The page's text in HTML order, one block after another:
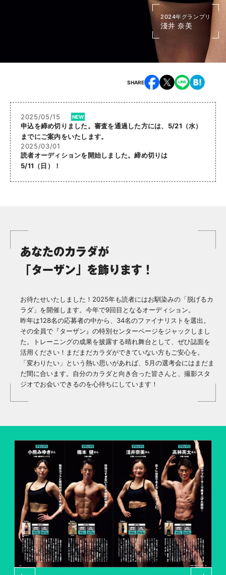
2024年グランプリ
小熊 みゆき
2024年グランプリ
𣘺本 健
2024年グランプリ
淺井 奈美
2024年グランプリ
高林 亮太
SHARE
2025/05/15
申込を締め切りました。審査を通過した方には、5/21（水）
までにご案内をいたします。
NEW
2025/03/01
読者オーディションを開始しました。締め切りは
5/11（日）！
あなたのカラダが
「ターザン」を飾ります！
お待たせいたしました！ 2025年も読者にはお馴染みの「脱げるカ
ラダ」を開催します。 今年で9回目となるオーディション。
昨年は128名の応募者の中から、34名のファイナリストを選出。
その全員で『ターザン』の特別センターページをジャックしまし
た。
トレーニングの成果を披露する晴れ舞台として、ぜひ誌面を
活用ください！ まだまだカラダができていない方もご安心を。
「変わりたい」という熱い思いがあれば、5月の選考会にはまだま
だ間に合います。 自分のカラダと向き合った皆さんと、 撮影スタ
ジオでお会いできるのを心待ちにしています！